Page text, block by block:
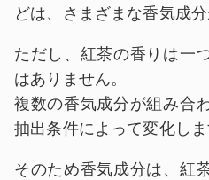
どは、さまざまな香気成
ただし、紅茶の香りは一
はありません。
複数の香気成分が組み合
抽出条件によって変化しま
そのため香気成分は、紅